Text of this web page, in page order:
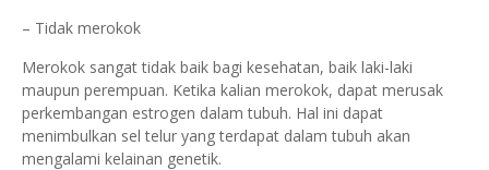
– Tidak merokok
Merokok sangat tidak baik bagi kesehatan, baik laki-laki
maupun perempuan. Ketika kalian merokok, dapat merusak
perkembangan estrogen dalam tubuh. Hal ini dapat
menimbulkan sel telur yang terdapat dalam tubuh akan
mengalami kelainan genetik.